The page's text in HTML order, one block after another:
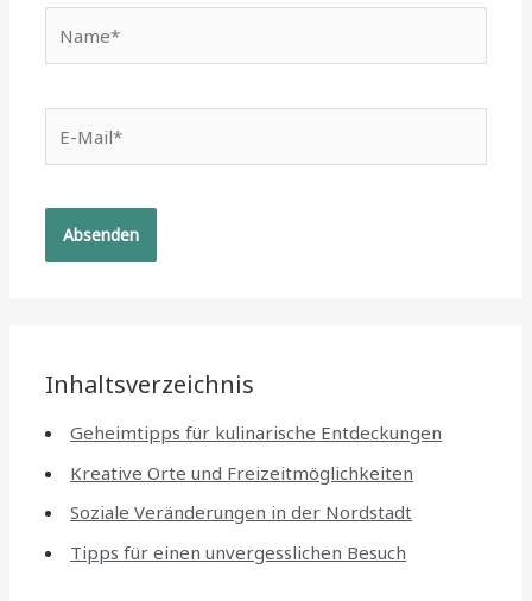
Mail*
Inhaltsverzeichnis
Geheimtipps für kulinarische Entdeckungen
Kreative Orte und Freizeitmöglichkeiten
Soziale Veränderungen in der Nordstadt
Tipps für einen unvergesslichen Besuch